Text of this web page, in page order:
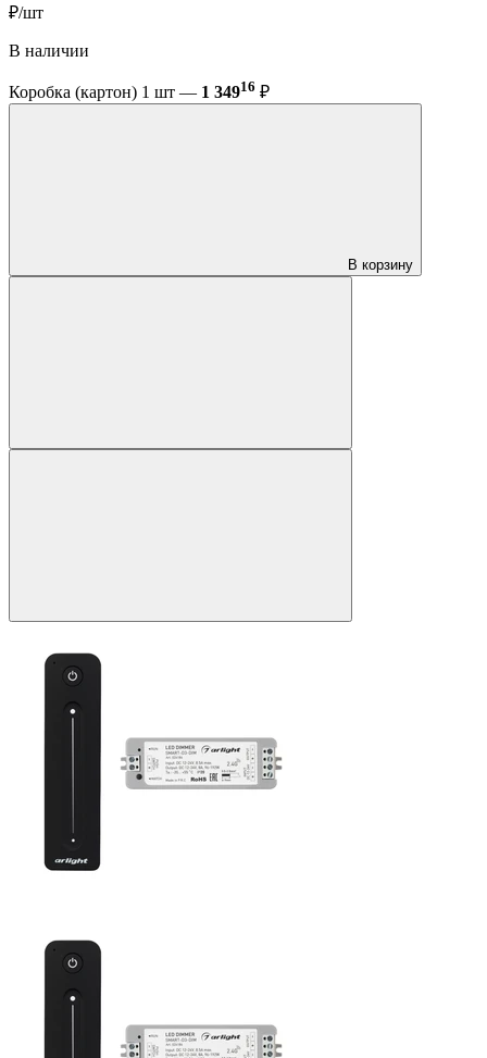
₽/шт
В наличии
Коробка (картон) 1 шт — 1 34916 ₽
В корзину